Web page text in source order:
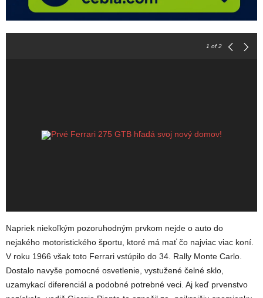
1 of 2
Napriek niekoľkým pozoruhodným prvkom nejde o auto do
nejakého motoristického športu, ktoré má mať čo najviac viac koní.
V roku 1966 však toto Ferrari vstúpilo do 34. Rally Monte Carlo.
Dostalo navyše pomocné osvetlenie, vystužené čelné sklo,
uzamykací diferenciál a podobné potrebné veci. Aj keď prvenstvo